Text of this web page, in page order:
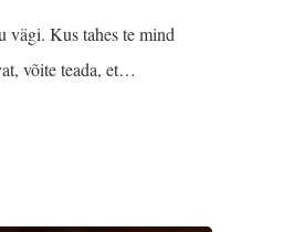
Kus tahes te mind
võite teada, et…